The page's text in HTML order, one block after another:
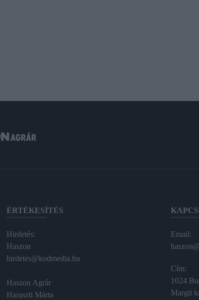
ÉRTÉKESÍTÉS
Hirdetés:
Haszon
hirdetes@kodmedia.hu
Haszon Agrár
Haraszti Márta
Email:
Cím:
1024
Margit